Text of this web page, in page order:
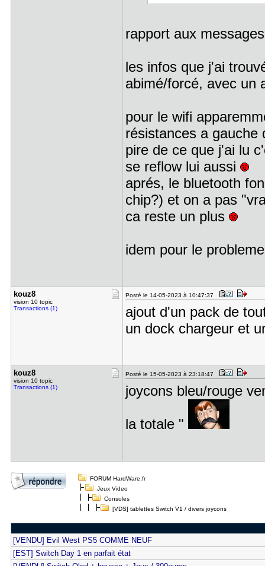
rapport aux
les infos que j'ai
abimé/forcé, avec un
pour le wifi
résistances a gauche
pire de ce que j'ai lu
se reflow lui aussi
aprés, le bluetooth
chip?) et on a pas
ca reste un plus
idem pour le
kouz8
vision 10 topic
Transactions (1)
Posté le 14-05-2023 à 10:47:37
ajout d'un pack de
un dock chargeur et
kouz8
vision 10 topic
Transactions (1)
Posté le 15-05-2023 à 23:18:47
joycons bleu/rouge
la totale "
FORUM HardWare.fr
Jeux Video
Consoles
[VDS] tablettes Switch V1 / divers joycons
[VENDU] Evil West PS5 COMME NEUF
[EST] Switch Day 1 en parfait état